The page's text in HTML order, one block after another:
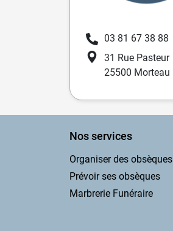
03 81 67 38 88
31 Rue Pasteur
25500 Morteau
Nos services
Organiser des obsèques
Prévoir ses obsèques
Marbrerie Funéraire